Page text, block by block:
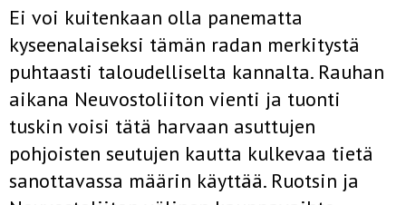
Ei voi kuitenkaan olla panematta
kyseenalaiseksi tämän radan mer­kitystä
puhtaasti taloudelliselta kannalta. Rauhan
aikana Neuvostoliiton vienti ja tuonti
tuskin voisi tätä harvaan asuttujen
pohjoisten seutujen kautta kulkevaa tietä
sanottavassa määrin käyttää. Ruotsin ja